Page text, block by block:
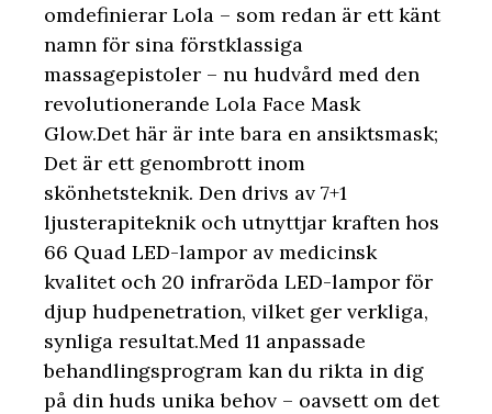
omdefinierar Lola – som redan är ett känt
namn för sina förstklassiga
massagepistoler – nu hudvård med den
revolutionerande Lola Face Mask
Glow.Det här är inte bara en ansiktsmask;
Det är ett genombrott inom
skönhetsteknik. Den drivs av 7+1
ljusterapiteknik och utnyttjar kraften hos
66 Quad LED-lampor av medicinsk
kvalitet och 20 infraröda LED-lampor för
djup hudpenetration, vilket ger verkliga,
synliga resultat.Med 11 anpassade
behandlingsprogram kan du rikta in dig
på din huds unika behov – oavsett om det